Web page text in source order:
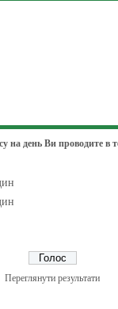
на день Ви проводите в
Переглянути результати